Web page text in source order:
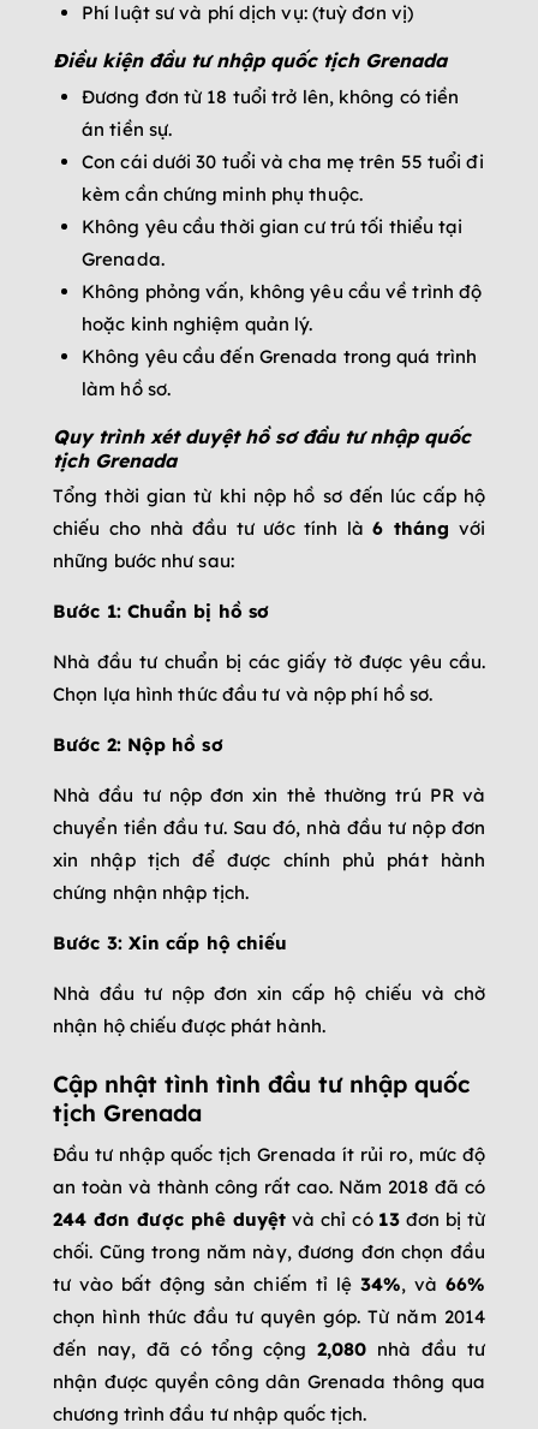
Phí luật sư và phí dịch vụ: (tuỳ đơn vị)
Điều kiện đầu tư nhập quốc tịch Grenada
Đương đơn từ 18 tuổi trở lên, không có tiền
án tiền sự.
Con cái dưới 30 tuổi và cha mẹ trên 55 tuổi đi
kèm cần chứng minh phụ thuộc.
Không yêu cầu thời gian cư trú tối thiểu tại
Grenada.
Không phỏng vấn, không yêu cầu về trình độ
hoặc kinh nghiệm quản lý.
Không yêu cầu đến Grenada trong quá trình
làm hồ sơ.
Quy trình xét duyệt hồ sơ đầu tư nhập quốc
tịch Grenada
Tổng thời gian từ khi nộp hồ sơ đến lúc cấp hộ
chiếu cho nhà đầu tư ước tính là6 tháng với
những bước như sau:
Bước 1: Chuẩn bị hồ sơ
Nhà đầu tư chuẩn bị các giấy tờ được yêu cầu.
Chọn lựa hình thức đầu tư và nộp phí hồ sơ.
Bước 2: Nộp hồ sơ
Nhà đầu tư nộp đơn xin thẻ thường trú PR và
chuyển tiền đầu tư. Sau đó, nhà đầu tư nộp đơn
xin nhập tịch để được chính phủ phát hành
chứng nhận nhập tịch.
Bước 3: Xin cấp hộ chiếu
Nhà đầu tư nộp đơn xin cấp hộ chiếu và chờ
nhận hộ chiếu được phát hành.
Cập nhật tình tình đầu tư nhập quốc
tịch Grenada
Đầu tư nhập quốc tịch Grenada ít rủi ro, mức độ
an toàn và thành công rất cao. Năm 2018 đã có
244 đơn được phê duyệt và chỉ có 13đơn bị từ
chối. Cũng trong năm này, đương đơn chọn đầu
tư vào bất động sản chiếm tỉ lệ 34%, và 66%
chọn hình thức đầu tư quyên góp. Từ năm 2014
đến nay, đã có tổng cộng2,080 nhà đầu tư
nhận được quyền công dân Grenada thông qua
chương trình đầu tư nhập quốc tịch.